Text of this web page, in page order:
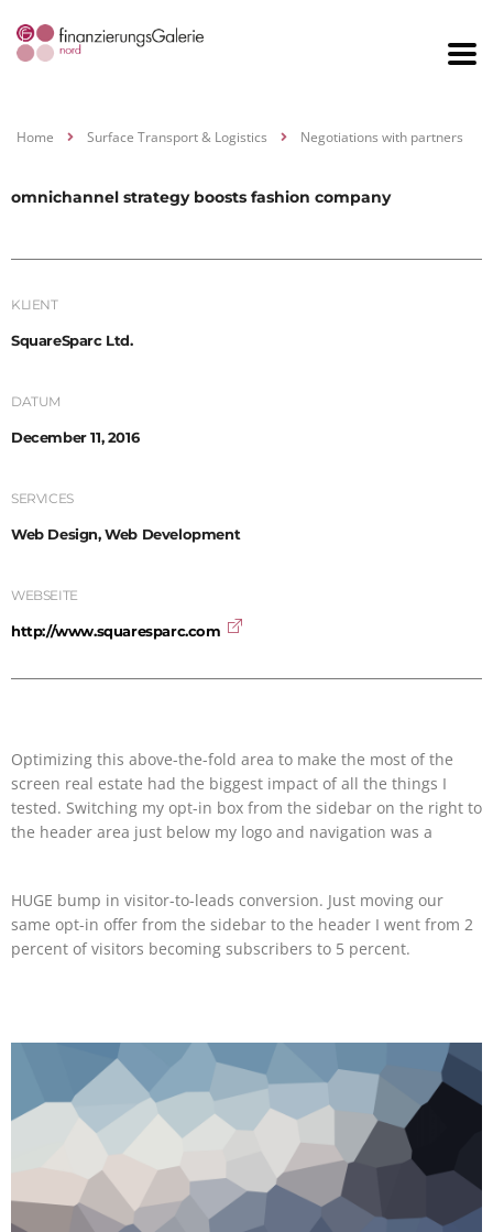
Home Surface Transport & Logistics Negotiations with partners
omnichannel strategy boosts fashion company
KLIENT
SquareSparc Ltd.
DATUM
December 11, 2016
SERVICES
Web Design, Web Development
WEBSEITE
http://www.squaresparc.com
Optimizing this above-the-fold area to make the most of the
screen real estate had the biggest impact of all the things I
tested. Switching my opt-in box from the sidebar on the right to
the header area just below my logo and navigation was a
HUGE bump in visitor-to-leads conversion. Just moving our
same opt-in offer from the sidebar to the header I went from 2
percent of visitors becoming subscribers to 5 percent.